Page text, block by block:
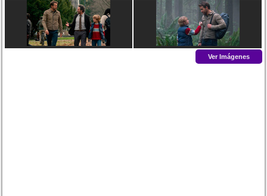
Ver Imágenes